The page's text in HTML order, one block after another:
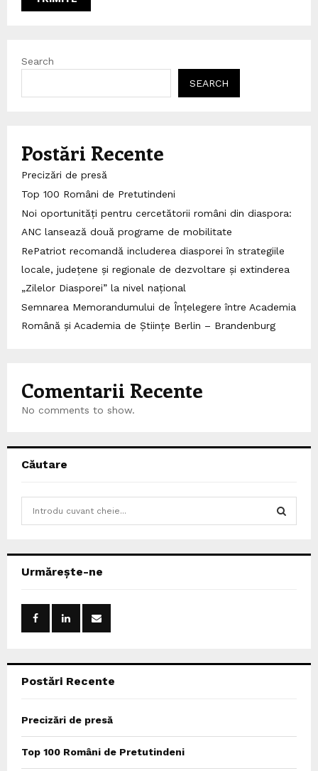
Search
SEARCH
Postări Recente
Precizări de presă
Top 100 Români de Pretutindeni
Noi oportunități pentru cercetătorii români din diaspora:
ANC lansează două programe de mobilitate
RePatriot recomandă includerea diasporei în strategiile
locale, județene și regionale de dezvoltare și extinderea
„Zilelor Diasporei” la nivel național
Semnarea Memorandumului de Înțelegere între Academia
Română și Academia de Științe Berlin – Brandenburg
Comentarii Recente
No comments to show.
Căutare
h
o
Urmărește-ne
Postări Recente
Precizări de presă
Top 100 Români de Pretutindeni